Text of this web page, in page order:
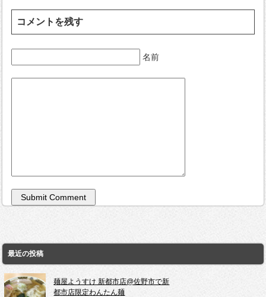
コメントを残す
名前
最近の投稿
麺屋ようすけ 新都市店@佐野市で新
都市店限定わんたん麺